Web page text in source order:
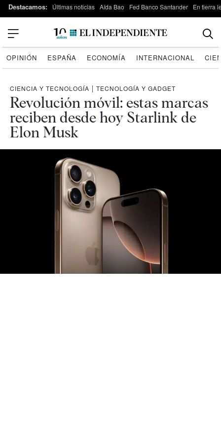
Destacamos: Últimas noticias Aída Bao Fed Banco Santander En tierra
OPINIÓN ESPAÑA ECONOMÍA INTERNACIONAL
CIENCIA Y TECNOLOGÍA | TECNOLOGÍA Y GADGET
Revolución móvil: estas marcas
reciben desde hoy Starlink de
Elon Musk